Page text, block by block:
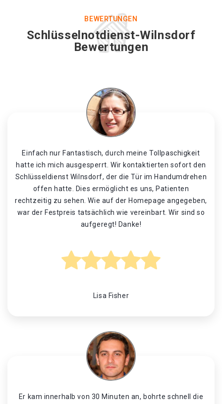
BEWERTUNGEN
Schlüsselnotdienst-Wilnsdorf
Bewertungen
Einfach nur Fantastisch, durch meine Tollpaschigkeit
hatte ich mich ausgesperrt. Wir kontaktierten sofort den
Schlüsseldienst Wilnsdorf, der die Tür im Handumdrehen
offen hatte. Dies ermöglicht es uns, Patienten
rechtzeitig zu sehen. Wie auf der Homepage angegeben,
war der Festpreis tatsächlich wie vereinbart. Wir sind so
aufgeregt! Danke!
Lisa Fisher
Er kam innerhalb von 30 Minuten an, bohrte schnell die